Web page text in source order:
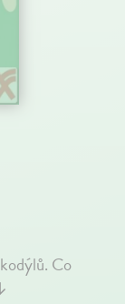
Co